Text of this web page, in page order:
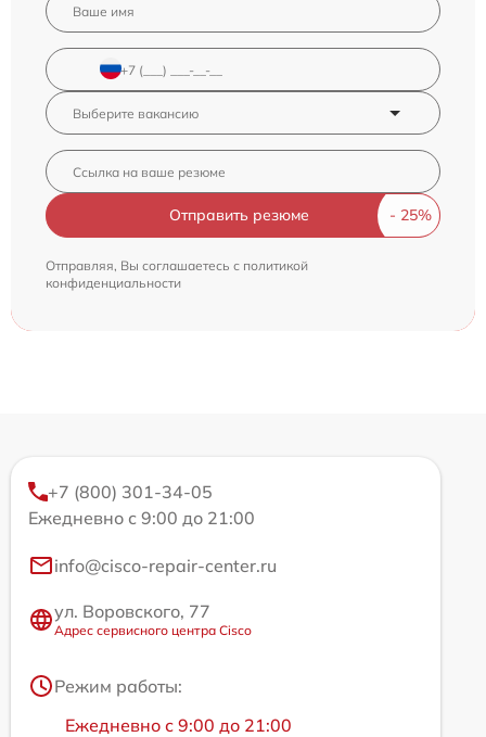
Отправить резюме
Отправляя, Вы соглашаетесь с политикой
конфиденциальности
+7 (800) 301-34-05
Ежедневно с 9:00 до 21:00
info@cisco-repair-center.ru
ул. Воровского, 77
Адрес сервисного центра Cisco
Режим работы:
Ежедневно с 9:00 до 21:00